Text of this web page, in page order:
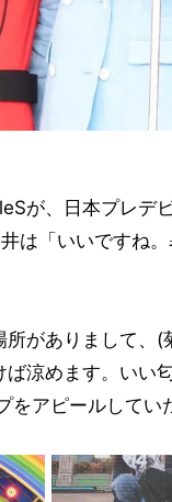
が、日本プレデ
は「いいですね
がありまして、
涼めます。いい
アピールしてい